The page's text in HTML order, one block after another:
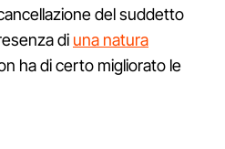
del suddetto
di una natura
ha di certo migliorato le